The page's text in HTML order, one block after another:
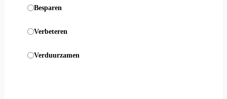
Besparen
Verbeteren
Verduurzamen